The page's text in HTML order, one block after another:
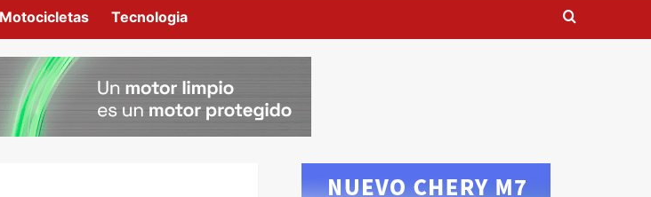
Motocicletas Tecnologia